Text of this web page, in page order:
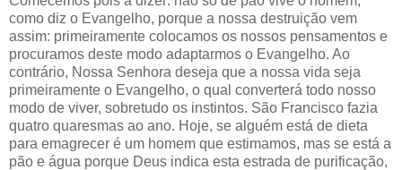
como diz o Evangelho, porque a nossa destruição vem
assim: primeiramente colocamos os nossos pensamentos e
procuramos deste modo adaptarmos o Evangelho. Ao
contrário, Nossa Senhora deseja que a nossa vida seja
primeiramente o Evangelho, o qual converterá todo nosso
modo de viver, sobretudo os instintos. São Francisco fazia
quatro quaresmas ao ano. Hoje, se alguém está de dieta
para emagrecer é um homem que estimamos, mas se está a
pão e água porque Deus indica esta estrada de purificação,